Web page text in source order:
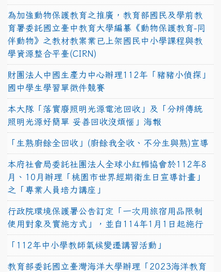
為加強動物保護教育之推廣，教育部國民及學前教
育署委託國立臺中教育大學編纂《動物保護教育-同
伴動物》之教材教案業已上架國民中小學課程與教
學資源整合平臺(CIRN)
財團法人中國生產力中心辦理112年「豬豬小偵探」
國中學生學習單徵件競賽
本大隊「落實廢照明光源電池回收」及「分辨傳統
照明光源好簡單 妥善回收沒煩惱」海報
「生熟廚餘全回收」(廚餘我全收、不分生與熟)宣導
本府社會局委託社團法人全球小紅帽協會於112年8
月、10月辦理「桃園市世界經期衛生日宣導計畫」
之「專業人員培力講座」
行政院環境保護署公告訂定「一次用旅宿用品限制
使用對象及實施方式」，並自114年1月1日起施行
「112年中小學教師氣候變遷講習活動」
教育部委託國立臺灣海洋大學辦理「2023海洋教育